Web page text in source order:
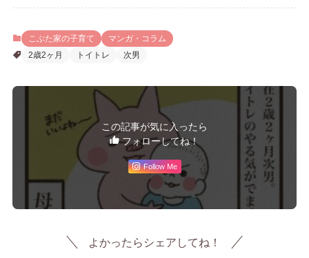
こぶた家の子育て
マンガ・コラム
2歳2ヶ月
トイトレ 次男
この記事が気に入ったら
フォローしてね！
Follow Me
よかったらシェアしてね！